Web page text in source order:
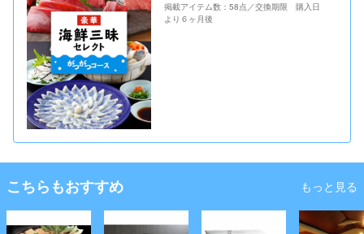
掲載アイテム数：58点／交換期限 購入日
より６ヶ月後
こちらもおすすめ もっと見る